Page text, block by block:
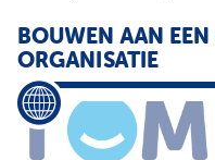
BOUWEN AAN
ORGANISATIE